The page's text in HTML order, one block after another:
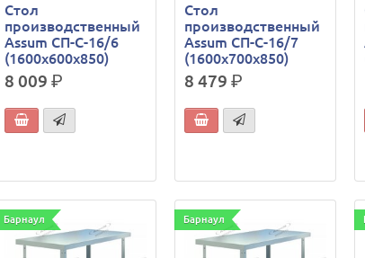
Стол
производственный
Assum СП-С-16/6
(1600х600х850)
8 009р.
Стол
производственный
Assum СП-С-16/7
(1600х700х850)
8 479 р.
Барнаул Барнаул